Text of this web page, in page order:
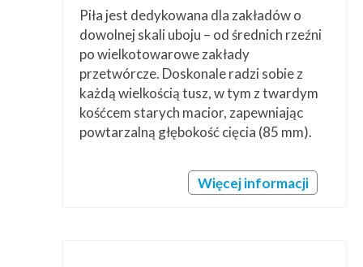
Piła jest dedykowana dla zakładów o
dowolnej skali uboju – od średnich rzeźni
po wielkotowarowe zakłady
przetwórcze. Doskonale radzi sobie z
każdą wielkością tusz, w tym z twardym
kośćcem starych macior, zapewniając
powtarzalną głębokość cięcia (85 mm).
Więcej informacji